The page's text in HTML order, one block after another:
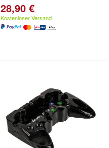
28,90 €
Kostenloser Versand